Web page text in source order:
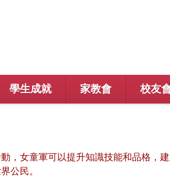
學生成就 家教會 校友
，女童軍可以提升知識技能和品格，
公民。